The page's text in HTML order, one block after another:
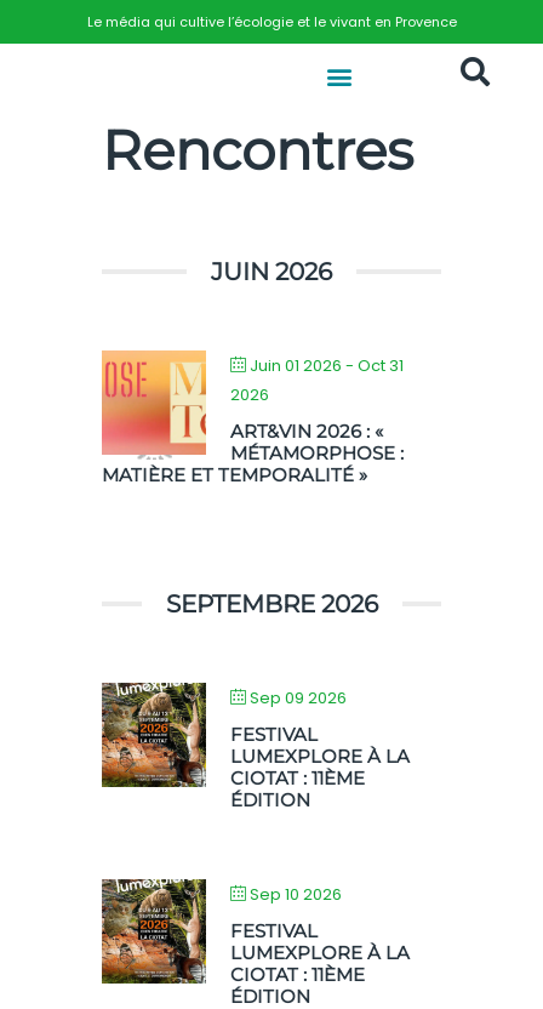
Le média qui cultive l’écologie et le vivant en Provence
Rencontres
JUIN 2026
Juin 01 2026 - Oct 31
2026
ART&VIN 2026 : «
MÉTAMORPHOSE :
MATIÈRE ET TEMPORALITÉ »
SEPTEMBRE 2026
Sep 09 2026
FESTIVAL
LUMEXPLORE À LA
CIOTAT : 11ÈME
ÉDITION
Sep 10 2026
FESTIVAL
LUMEXPLORE À LA
CIOTAT : 11ÈME
ÉDITION